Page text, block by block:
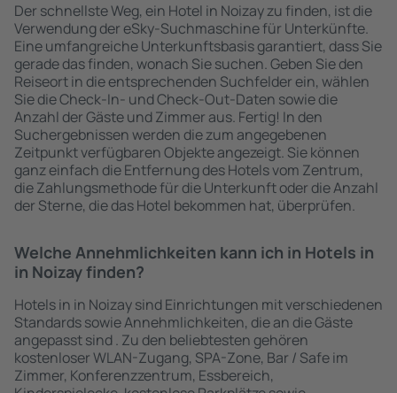
Der schnellste Weg, ein Hotel in Noizay zu finden, ist die
Verwendung der eSky-Suchmaschine für Unterkünfte.
Eine umfangreiche Unterkunftsbasis garantiert, dass Sie
gerade das finden, wonach Sie suchen. Geben Sie den
Reiseort in die entsprechenden Suchfelder ein, wählen
Sie die Check-In- und Check-Out-Daten sowie die
Anzahl der Gäste und Zimmer aus. Fertig! In den
Suchergebnissen werden die zum angegebenen
Zeitpunkt verfügbaren Objekte angezeigt. Sie können
ganz einfach die Entfernung des Hotels vom Zentrum,
die Zahlungsmethode für die Unterkunft oder die Anzahl
der Sterne, die das Hotel bekommen hat, überprüfen.
Welche Annehmlichkeiten kann ich in Hotels in
in Noizay finden?
Hotels in in Noizay sind Einrichtungen mit verschiedenen
Standards sowie Annehmlichkeiten, die an die Gäste
angepasst sind . Zu den beliebtesten gehören
kostenloser WLAN-Zugang, SPA-Zone, Bar / Safe im
Zimmer, Konferenzzentrum, Essbereich,